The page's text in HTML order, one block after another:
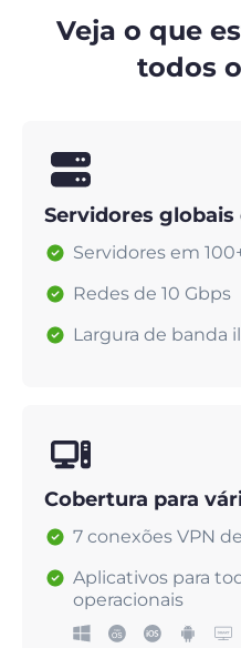
Veja o que
todos
Servidores
Servidores em
Redes de 10 Gbps
Largura de banda
Cobertura para
7 conexões VPN
Aplicativos para
operacionais